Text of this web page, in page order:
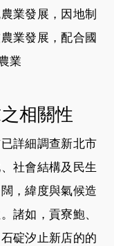
業發展，因地制
業發展，配合國
業
相關性
詳細調查新北市
社會結構及民生
，緯度與氣候造
諸如，貢寮鮑、
碇汐止新店的的